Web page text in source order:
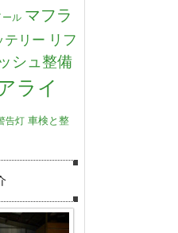
ール マフラ
テリー リフ
シュ整備
ライ
告灯 車検と整